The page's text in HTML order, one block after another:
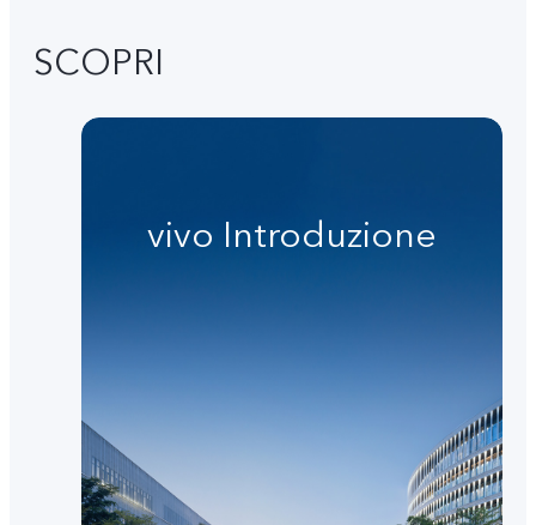
SCOPRI
vivo Introduzione